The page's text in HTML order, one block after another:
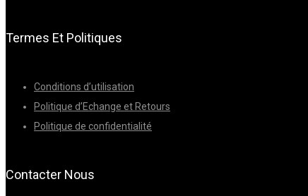
Termes Et Politiques
Conditions d’utilisation
Politique d’Echange et Retours
Politique de confidentialité
Contacter Nous